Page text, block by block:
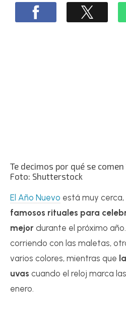
Te decimos por qué se comen
Foto: Shutterstock
El Año Nuevo está muy
famosos rituales para
mejor durante el próximo
corriendo con las maletas,
varios colores, mientras que
uvas cuando el reloj marca
enero.